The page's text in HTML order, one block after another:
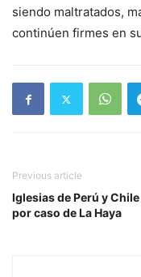
siendo maltratados,
continúen firmes en
Previous article
Iglesias de Perú y
por caso de La Haya